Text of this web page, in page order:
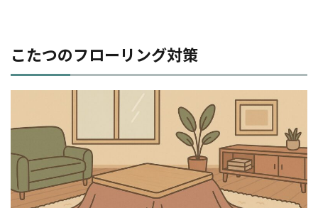
こたつのフローリング対策